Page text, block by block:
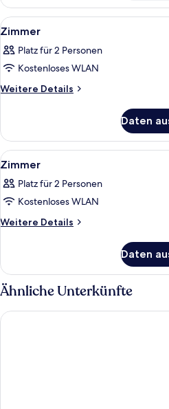
Alle
Fotos
für
Zimmer
anzeigen
9
Zimmer
Platz für 2 Personen
Kostenloses WLAN
Weitere Details
Weitere
Daten
Alle
Fotos
für
Zimmer
anzeigen
6
Zimmer
Platz für 2 Personen
Kostenloses WLAN
Weitere Details
Weitere
Daten
Ähnliche Unterkünfte
The Bull Hotel, Sure Hotel